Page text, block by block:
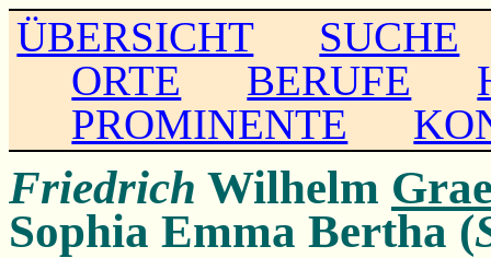
ÜBERSICHT
SUCHE
ORTE
BERUFE
PROMINENTE
Friedrich Wilhelm
Sophia Emma Bertha (